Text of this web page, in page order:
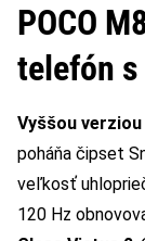
POCO
telefón
Vyššou
poháňa čipset
veľkosť
120 Hz